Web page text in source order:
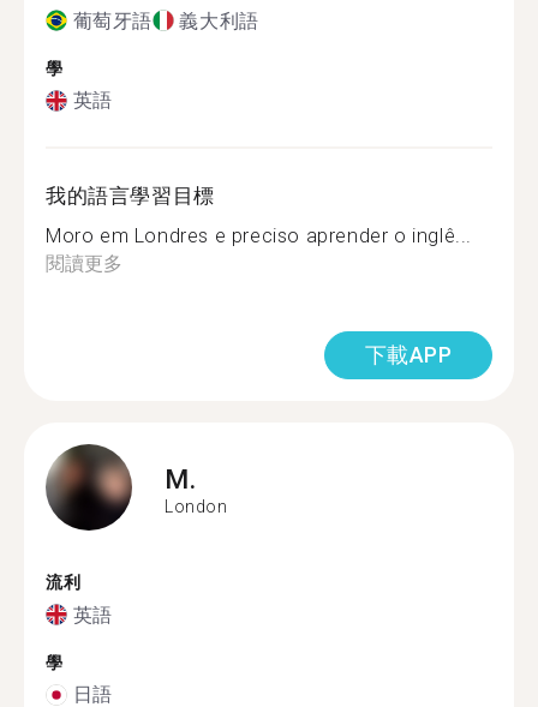
葡萄牙語 義大利語
學
英語
我的語言學習目標
Moro em Londres e preciso aprender o inglê...
閱讀更多
下載APP
M.
London
流利
英語
學
日語